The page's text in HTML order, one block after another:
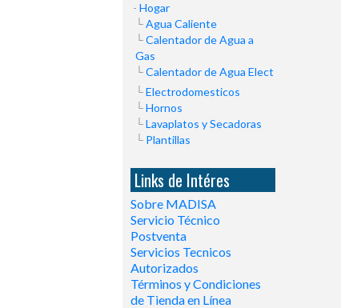
Hogar
Agua Caliente
Calentador de Agua a
Gas
Calentador de Agua Elect
Electrodomesticos
Hornos
Lavaplatos y Secadoras
Plantillas
Links de Intéres
Sobre MADISA
Servicio Técnico
Postventa
Servicios Tecnicos
Autorizados
Términos y Condiciones
de Tienda en Línea